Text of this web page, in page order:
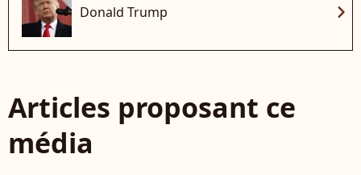
Donald Trump chevron_right
Articles proposant ce
média